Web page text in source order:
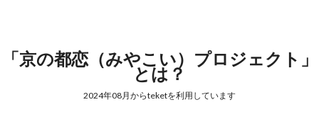
「京の都恋（みやこい）プロジェクト」
とは？
2024年08月からteketを利用しています